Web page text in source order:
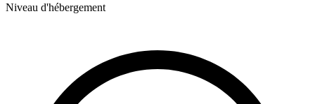
Niveau d'hébergement